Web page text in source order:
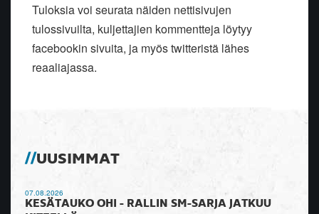
Tuloksia voi seurata näiden nettisivujen
tulossivuilta, kuljettajien kommentteja löytyy
facebookin sivuita, ja myös twitteristä lähes
reaaliajassa.
UUSIMMAT
07.08.2026
KESÄTAUKO OHI - RALLIN SM-SARJA JATKUU